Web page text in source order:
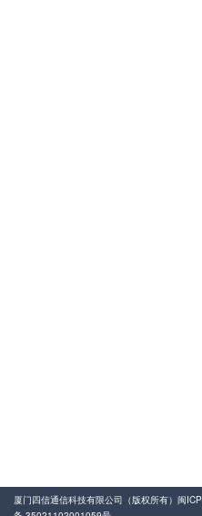
厦门四信通信科技有限公司（版权所有） 闽